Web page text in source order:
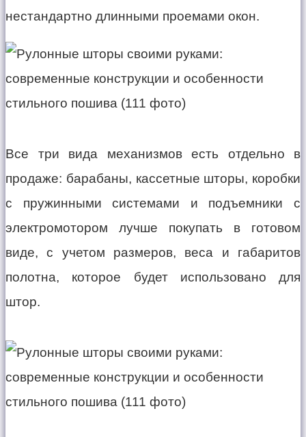
нестандартно длинными проемами окон.
Все три вида механизмов есть отдельно в
продаже: барабаны, кассетные шторы, коробки
с пружинными системами и подъемники с
электромотором лучше покупать в готовом
виде, с учетом размеров, веса и габаритов
полотна, которое будет использовано для
штор.